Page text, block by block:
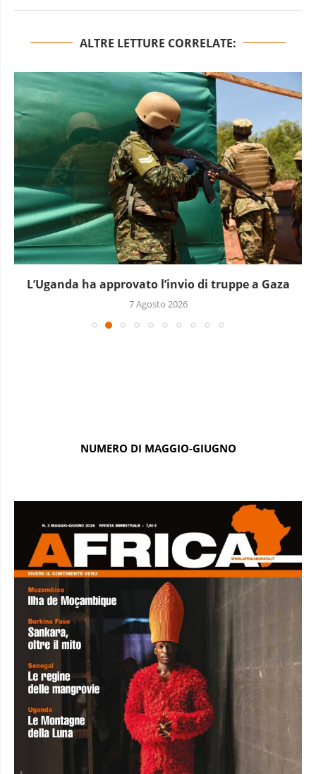
ALTRE LETTURE CORRELATE:
L’Uganda ha approvato l’invio di truppe a Gaza
7 Agosto 2026
NUMERO DI MAGGIO-GIUGNO